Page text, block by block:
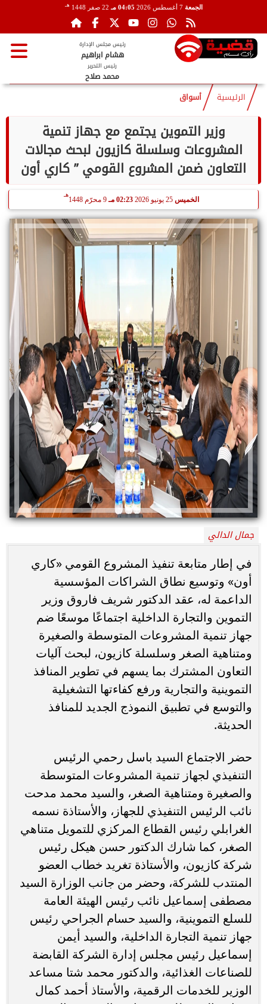
الجمعة 7 أغسطس 2026 04:05 مـ 22 صفر 1448 هـ
رئيس مجلس الإدارة
هشام ابراهيم
رئيس التحرير
محمد صلاح
الرئيسية أسواق
وزير التموين يجتمع مع جهاز تنمية
المشروعات وسلسلة كازيون لبحث مجالات
التعاون ضمن المشروع القومي ” كاري أون
الخميس 25 يونيو 2026 02:23 مـ 9 محرّم 1448
هـ
جمال الدالي
في إطار متابعة تنفيذ المشروع القومي «كاري
أون» وتوسيع نطاق الشراكات المؤسسية
الداعمة له، عقد الدكتور شريف فاروق وزير
التموين والتجارة الداخلية اجتماعًا موسعًا ضم
جهاز تنمية المشروعات المتوسطة والصغيرة
ومتناهية الصغر وسلسلة كازيون، لبحث آليات
التعاون المشترك بما يسهم في تطوير المنافذ
التموينية والتجارية ورفع كفاءتها التشغيلية
والتوسع في تطبيق النموذج الجديد للمنافذ
الحديثة.
حضر الاجتماع السيد باسل رحمي الرئيس
التنفيذي لجهاز تنمية المشروعات المتوسطة
والصغيرة ومتناهية الصغر، والسيد محمد مدحت
نائب الرئيس التنفيذي للجهاز، والأستاذة نسمه
الغرابلي رئيس القطاع المركزي للتمويل متناهي
الصغر، كما شارك الدكتور حسن هيكل رئيس
شركة كازيون، والأستاذة تغريد خطاب العضو
المنتدب للشركة، وحضر من جانب الوزارة السيد
مصطفى إسماعيل نائب رئيس الهيئة العامة
للسلع التموينية، والسيد حسام الجراحي رئيس
جهاز تنمية التجارة الداخلية، والسيد أيمن
إسماعيل رئيس مجلس إدارة الشركة القابضة
للصناعات الغذائية، والدكتور محمد شتا مساعد
الوزير للخدمات الرقمية، والأستاذ أحمد كمال